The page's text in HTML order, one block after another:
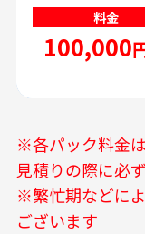
料金
100,000
※各パック料金
見積りの際に必
※繁忙期などに
ございます